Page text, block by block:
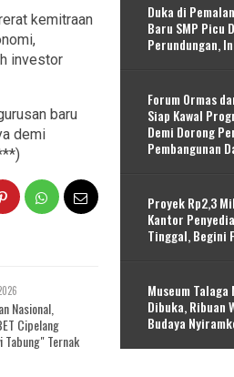
kemitraan
investor
baru
demi
Nasional,
Cipelang
Tabung" Ternak
Duka di
Baru SMP Picu
Perundungan,
Forum Ormas
Siap Kawal
Demi Dorong
Pembangunan
Proyek Rp2,3
Kantor
Tinggal, Begini
Museum Talaga
Dibuka, Ribuan
Budaya